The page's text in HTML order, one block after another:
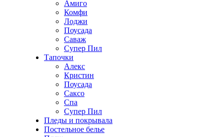
Амиго
Комфи
Лоджи
Поусада
Саваж
Супер Пил
Тапочки
Алекс
Кристин
Поусада
Саксо
Спа
Супер Пил
Пледы и покрывала
Постельное белье